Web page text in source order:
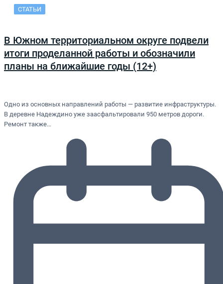
СТАТЬИ
В Южном территориальном округе подвели
итоги проделанной работы и обозначили
планы на ближайшие годы (12+)
Одно из основных направлений работы — развитие инфраструктуры.
В деревне Надеждино уже заасфальтировали 950 метров дороги.
Ремонт также…